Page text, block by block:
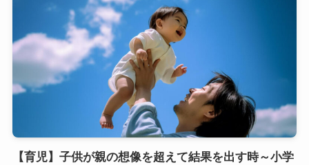
【育児】子供が親の想像を超えて結果を出す時～小学